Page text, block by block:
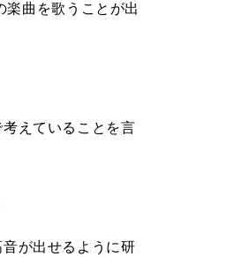
楽曲を歌うことが出
えていることを言
が出せるように研